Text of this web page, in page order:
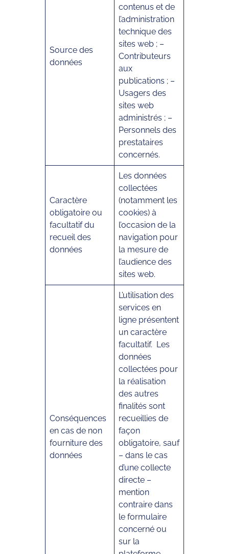
Source des
données
contenus et de
l’administration
technique des
sites web ; –
Contributeurs
aux
publications ; –
Usagers des
sites web
administrés ; –
Personnels des
prestataires
concernés.
Caractère
obligatoire ou
facultatif du
recueil des
données
Les données
collectées
(notamment les
cookies) à
l’occasion de la
navigation pour
la mesure de
l’audience des
sites web.
Conséquences
en cas de non
fourniture des
données
L’utilisation des
services en
ligne présentent
un caractère
facultatif. Les
données
collectées pour
la réalisation
des autres
finalités sont
recueillies de
façon
obligatoire, sauf
– dans le cas
d’une collecte
directe –
mention
contraire dans
le formulaire
concerné ou
sur la